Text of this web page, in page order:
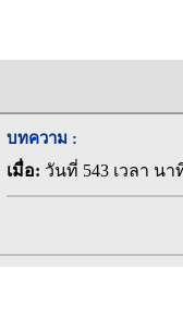
บทความ :
เมื่อ: วันที่ 543 เวลา นา